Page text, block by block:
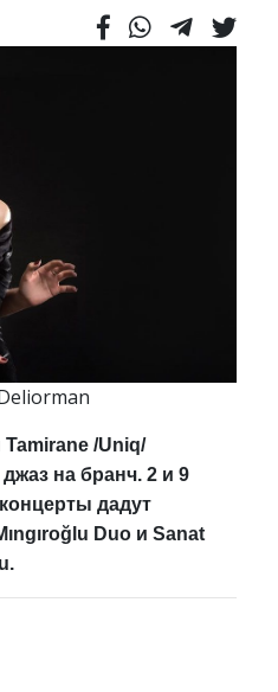
/Uniq/
на бранч. 2 и 9
дадут
Duo и Sanat